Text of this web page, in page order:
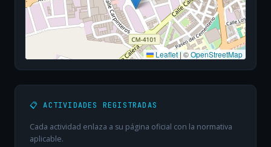
Leaflet|©OpenStreetMap
📋 ACTIVIDADES REGISTRADAS
Cada actividad enlaza a su página oficial con la normativa
aplicable.